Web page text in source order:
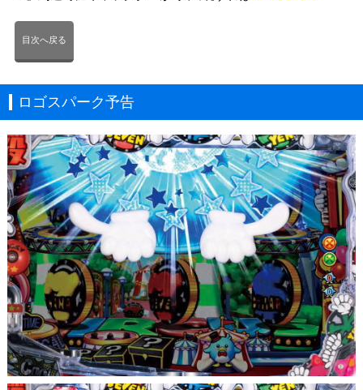
目次へ戻る
ロゴスパーク予告